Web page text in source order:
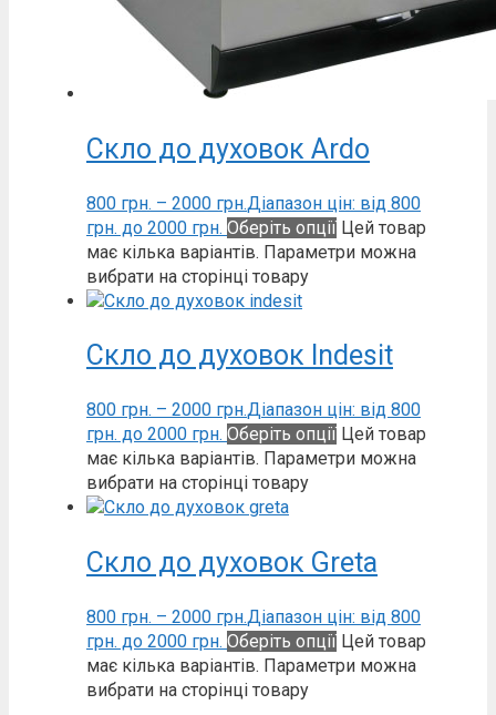
Скло до духовок Ardo
800 грн. – 2000 грн.Діапазон цін: від 800
грн. до 2000 грн. Оберіть опції Цей товар
має кілька варіантів. Параметри можна
вибрати на сторінці товару
Скло до духовок Indesit
800 грн. – 2000 грн.Діапазон цін: від 800
грн. до 2000 грн. Оберіть опції Цей товар
має кілька варіантів. Параметри можна
вибрати на сторінці товару
Скло до духовок Greta
800 грн. – 2000 грн.Діапазон цін: від 800
грн. до 2000 грн. Оберіть опції Цей товар
має кілька варіантів. Параметри можна
вибрати на сторінці товару